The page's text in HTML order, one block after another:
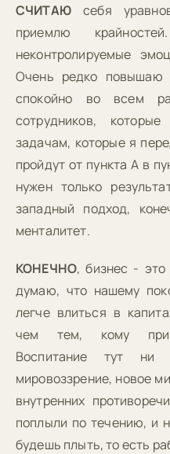
СЧИТАЮсебя
приемлю
неконтролируемые
Очень редко повышаю
спокойно во всем
сотрудников,
задачам, которые я
пройдут от пункта А в
нужен только
западный подход,
менталитет.
КОНЕЧНО, бизнес - это
думаю, что нашему
легче влиться в
чем тем, кому
Воспитание тут
мировоззрение, новое
внутренних
поплыли по течению, и
будешь плыть, то есть